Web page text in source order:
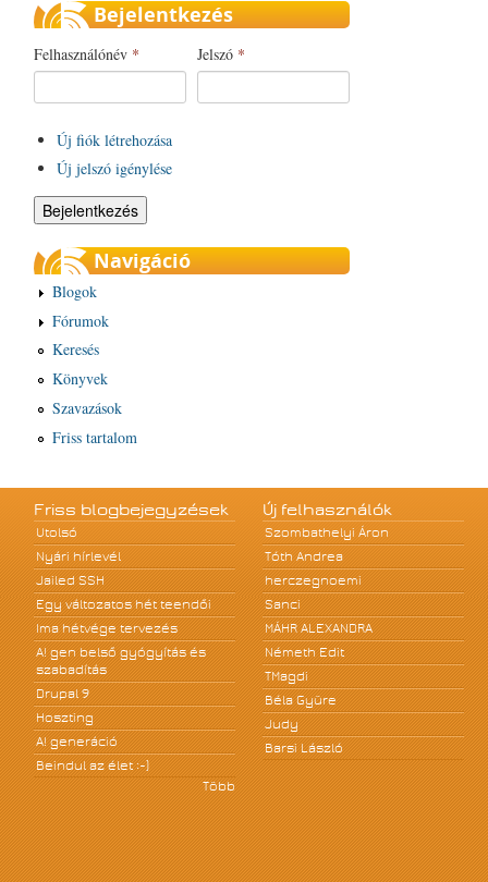
Bejelentkezés
Felhasználónév * Jelszó *
Új fiók létrehozása
Új jelszó igénylése
Navigáció
Blogok
Fórumok
Keresés
Könyvek
Szavazások
Friss tartalom
Friss blogbejegyzések
Utolsó
Nyári hírlevél
Jailed SSH
Egy változatos hét teendői
Ima hétvége tervezés
A! gen belső gyógyítás és
szabadítás
Drupal 9
Hoszting
A! generáció
Beindul az élet :-)
Több
Új felhasználók
Szombathelyi Áron
Tóth Andrea
herczegnoemi
Sanci
MÁHR ALEXANDRA
Németh Edit
TMagdi
Béla Gyüre
Judy
Barsi László